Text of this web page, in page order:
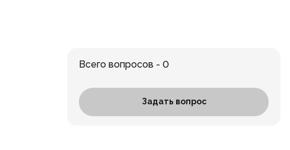
Всего вопросов - 0
Задать вопрос